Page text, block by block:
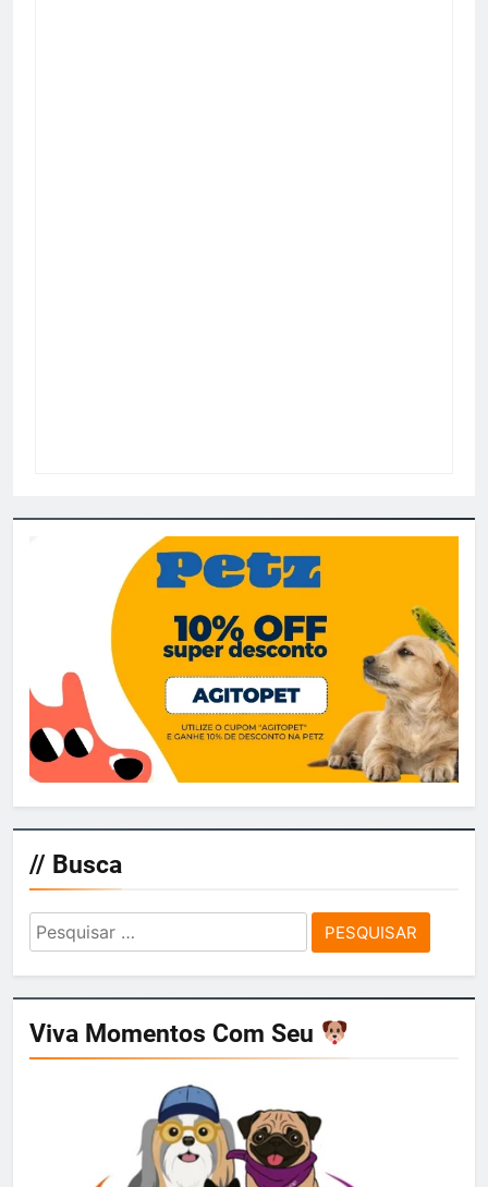
// Busca
Pesquisar
por:
Viva Momentos Com Seu